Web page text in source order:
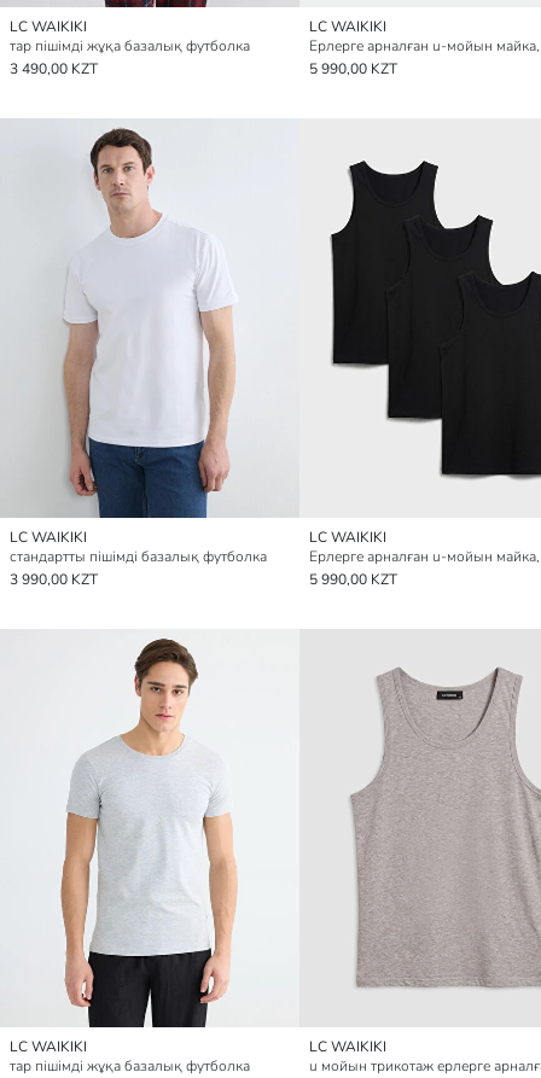
LC WAIKIKI
тар пішімді жұқа базалық футболка
3 490,00 KZT
LC WAIKIKI
5 990,00 KZT
LC WAIKIKI
стандартты пішімді базалық футболка
3 990,00 KZT
LC WAIKIKI
5 990,00 KZT
LC WAIKIKI
тар пішімді жұқа базалық футболка
LC WAIKIKI